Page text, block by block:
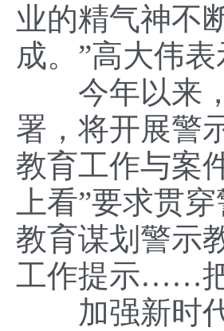
业的精气神不
成。”高大伟表
今年以来，
署，将开展警
教育工作与案
上看”要求贯
教育谋划警示
工作提示……把
加强新时代